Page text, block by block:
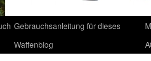
Gebrauchsanleitung für dieses
Waffenblog